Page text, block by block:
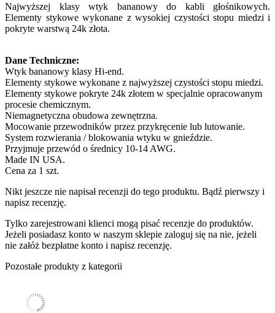
Najwyższej klasy wtyk bananowy do kabli głośnikowych.
Elementy stykowe wykonane z wysokiej czystości stopu miedzi i
pokryte warstwą 24k złota.
Dane Techniczne:
Wtyk bananowy klasy Hi-end.
Elementy stykowe wykonane z najwyższej czystości stopu miedzi.
Elementy stykowe pokryte 24k złotem w specjalnie opracowanym
procesie chemicznym.
Niemagnetyczna obudowa zewnętrzna.
Mocowanie przewodników przez przykręcenie lub lutowanie.
System rozwierania / blokowania wtyku w gnieździe.
Przyjmuje przewód o średnicy 10-14 AWG.
Made IN USA.
Cena za 1 szt.
Nikt jeszcze nie napisał recenzji do tego produktu. Bądź pierwszy i
napisz recenzję.
Tylko zarejestrowani klienci mogą pisać recenzje do produktów.
Jeżeli posiadasz konto w naszym sklepie zaloguj się na nie, jeżeli
nie załóż bezpłatne konto i napisz recenzję.
Pozostałe produkty z kategorii